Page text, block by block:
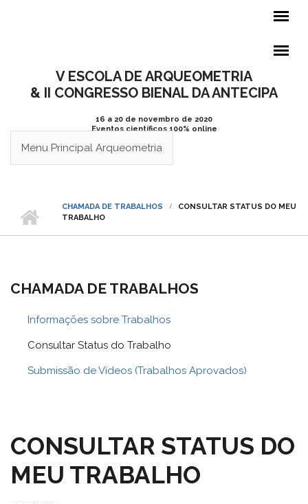
V ESCOLA DE ARQUEOMETRIA
& II CONGRESSO BIENAL DA ANTECIPA
16 a 20 de novembro de 2020
Eventos científicos 100% online
Menu Principal Arqueometria
CHAMADA DE TRABALHOS
CONSULTAR STATUS DO MEU
TRABALHO
CHAMADA DE TRABALHOS
Informações sobre Trabalhos
Consultar Status do Trabalho
Submissão de Vídeos (Trabalhos Aprovados)
CONSULTAR STATUS DO
MEU TRABALHO